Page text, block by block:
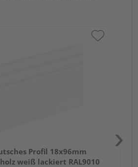
Profil 18x96mm
weiß lackiert RAL9010